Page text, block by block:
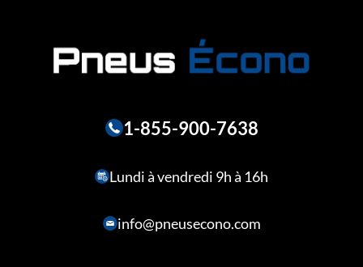
1-855-900-7638
Lundi à vendredi 9h à 16h
info@pneusecono.com